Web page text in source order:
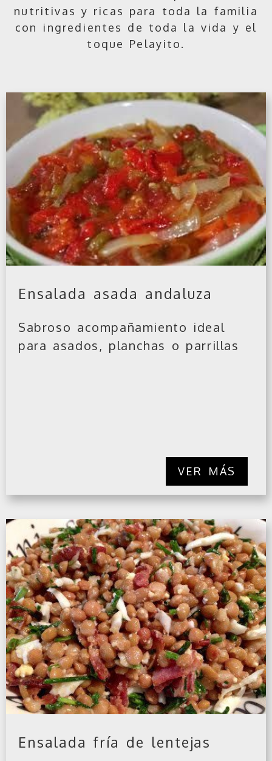
nutritivas y ricas para toda la familia
con ingredientes de toda la vida y el
toque Pelayito.
Ensalada asada andaluza
Sabroso acompañamiento ideal
para asados, planchas o parrillas
VER MÁS
Ensalada fría de lentejas